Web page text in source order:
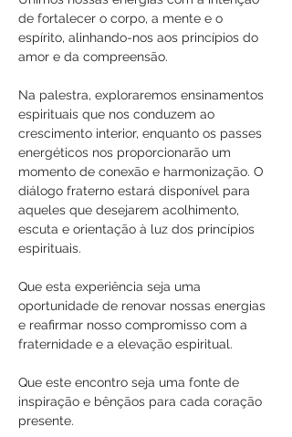
de fortalecer o corpo, a mente e o
espírito, alinhando-nos aos princípios do
amor e da compreensão.
Na palestra, exploraremos ensinamentos
espirituais que nos conduzem ao
crescimento interior, enquanto os passes
energéticos nos proporcionarão um
momento de conexão e harmonização. O
diálogo fraterno estará disponível para
aqueles que desejarem acolhimento,
escuta e orientação à luz dos princípios
espirituais.
Que esta experiência seja uma
oportunidade de renovar nossas energias
e reafirmar nosso compromisso com a
fraternidade e a elevação espiritual.
Que este encontro seja uma fonte de
inspiração e bênçãos para cada coração
presente.